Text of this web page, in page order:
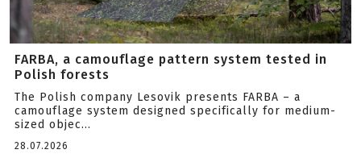
FARBA, a camouflage pattern system tested in
Polish forests
The Polish company Lesovik presents FARBA – a
camouflage system designed specifically for medium-
sized objec...
28.07.2026